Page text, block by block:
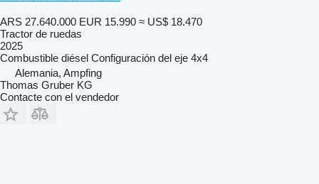
ARS 27.640.000 EUR 15.990 ≈ US$ 18.470
Tractor de ruedas
2025
Combustible diésel Configuración del eje 4x4
Alemania, Ampfing
Thomas Gruber KG
Contacte con el vendedor